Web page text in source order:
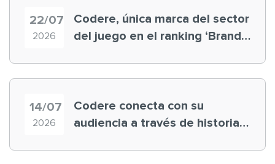
22/07
2026
Codere, única marca del sector
del juego en el ranking ‘Brand
14/07
2026
Codere conecta con su
audiencia a través de historias